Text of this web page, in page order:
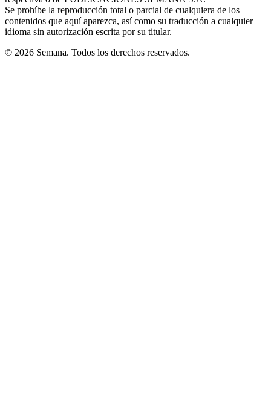
Se prohíbe la reproducción total o parcial de cualquiera de los
contenidos que aquí aparezca, así como su traducción a cualquier
idioma sin autorización escrita por su titular.
© 2026 Semana. Todos los derechos reservados.